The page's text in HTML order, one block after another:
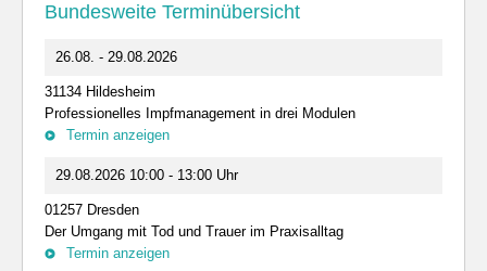
Bundesweite Terminübersicht
26.08. - 29.08.2026
31134 Hildesheim
Professionelles Impfmanagement in drei Modulen
Termin anzeigen
29.08.2026 10:00 - 13:00 Uhr
01257 Dresden
Der Umgang mit Tod und Trauer im Praxisalltag
Termin anzeigen